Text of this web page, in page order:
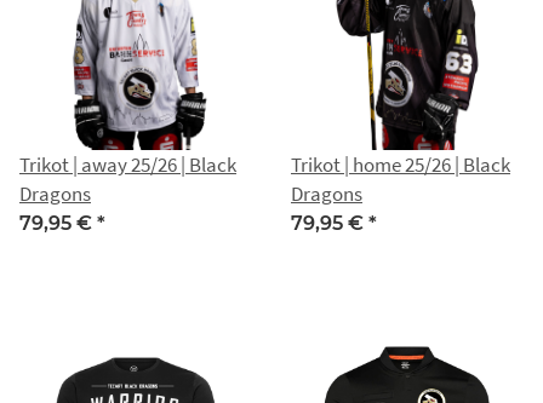
Trikot | away 25/26 | Black
Dragons
79,95 € *
Trikot | home 25/26 | Black
Dragons
79,95 € *